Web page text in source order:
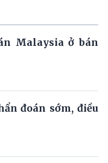
Malaysia ở bán
đoán sớm, điều